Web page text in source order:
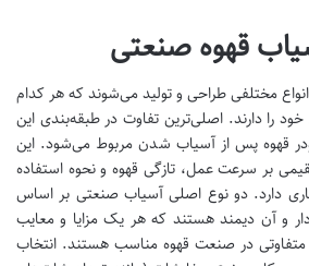
قهوه صنعتی
مختلفی طراحی و تولید می‌شوند که هر کدام
را دارند. اصلی‌ترین تفاوت در طبقه‌بندی این
قهوه پس از آسیاب شدن مربوط می‌شود. این
بر سرعت عمل، تازگی قهوه و نحوه استفاده
دارد. دو نوع اصلی آسیاب صنعتی بر اساس
و آن دیمند هستند که هر یک مزایا و معایب
متفاوتی در صنعت قهوه مناسب هستند. انتخاب